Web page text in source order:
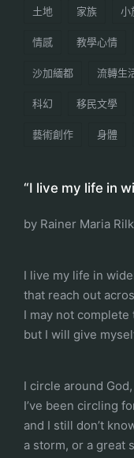
土地 家族 小
情感 教學心情
沙加緬都 流轉生
科幻 移民文學
藝術創作 身體
“I live my life in
by Rainer Maria
I live my life in
that reach out
I may not complete
but I will give
I circle around
I’ve been circling
and I still don’t
a storm, or a great